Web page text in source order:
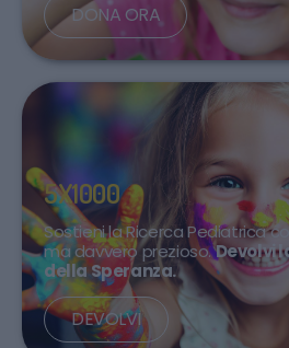
DONA ORA
5X1000
Sostieni la Ricerca Pediatrica
ma davvero prezioso.Devolvi
della Speranza.
DEVOLVI